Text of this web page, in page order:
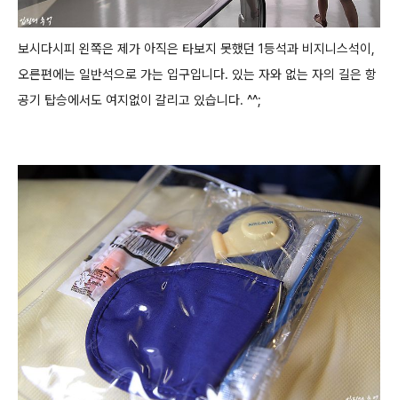
보시다시피 왼쪽은 제가 아직은 타보지 못했던 1등석과 비지니스석이,
오른편에는 일반석으로 가는 입구입니다. 있는 자와 없는 자의 길은 항
공기 탑승에서도 여지없이 갈리고 있습니다. ^^;